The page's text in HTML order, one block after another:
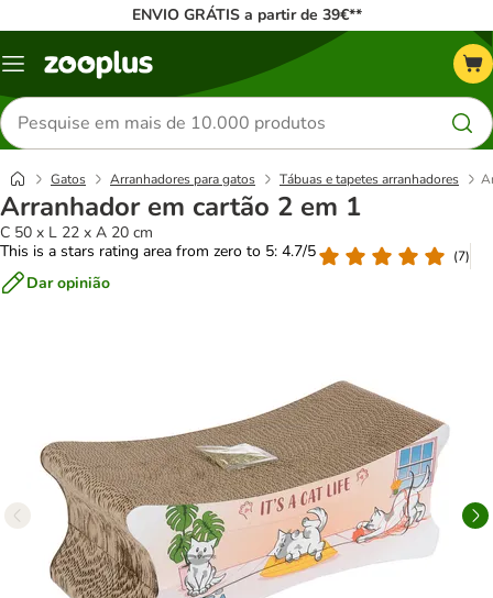
ENVIO GRÁTIS a partir de 39€**
Menu
Pesquisar
produtos
Gatos Arranhadores para gatos Tábuas e tapetes arranhadores
Arranhador em cartão 2 em 1
C 50 x L 22 x A 20 cm
This is a stars rating area from zero to 5: 4.7/5
(7)
Dar opinião